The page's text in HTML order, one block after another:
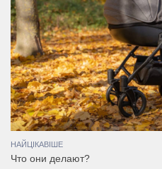
НАЙЦІКАВІШЕ
Что они делают?